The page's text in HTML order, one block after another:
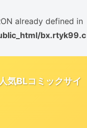
already defined in
bx.rtyk99.c
気BLコミックサイ